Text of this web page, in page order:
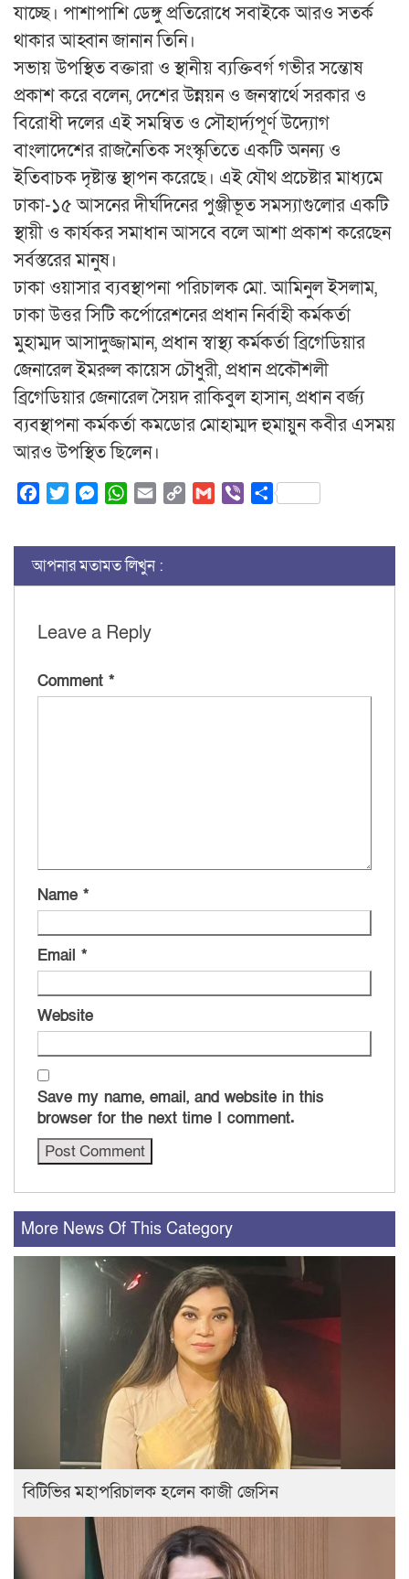
যাচ্ছে। পাশাপাশি ডেঙ্গু প্রতিরোধে সবাইকে আরও সতর্ক
থাকার আহ্বান জানান তিনি।
সভায় উপস্থিত বক্তারা ও স্থানীয় ব্যক্তিবর্গ গভীর সন্তোষ
প্রকাশ করে বলেন, দেশের উন্নয়ন ও জনস্বার্থে সরকার ও
বিরোধী দলের এই সমন্বিত ও সৌহার্দ্যপূর্ণ উদ্যোগ
বাংলাদেশের রাজনৈতিক সংস্কৃতিতে একটি অনন্য ও
ইতিবাচক দৃষ্টান্ত স্থাপন করেছে। এই যৌথ প্রচেষ্টার মাধ্যমে
ঢাকা-১৫ আসনের দীর্ঘদিনের পুঞ্জীভূত সমস্যাগুলোর একটি
স্থায়ী ও কার্যকর সমাধান আসবে বলে আশা প্রকাশ করেছেন
সর্বস্তরের মানুষ।
ঢাকা ওয়াসার ব্যবস্থাপনা পরিচালক মো. আমিনুল ইসলাম,
ঢাকা উত্তর সিটি কর্পোরেশনের প্রধান নির্বাহী কর্মকর্তা
মুহাম্মদ আসাদুজ্জামান, প্রধান স্বাস্থ্য কর্মকর্তা ব্রিগেডিয়ার
জেনারেল ইমরুল কায়েস চৌধুরী, প্রধান প্রকৌশলী
ব্রিগেডিয়ার জেনারেল সৈয়দ রাকিবুল হাসান, প্রধান বর্জ্য
ব্যবস্থাপনা কর্মকর্তা কমডোর মোহাম্মদ হুমায়ুন কবীর এসময়
আরও উপস্থিত ছিলেন।
FacebookTwitterMessenger
WhatsApp
Email Copy
Gmail ViberShare
আপনার মতামত লিখুন :
Leave a Reply
Comment *
Name *
Email *
Website
Save my name, email, and website in this
browser for the next time I comment.
More News Of This Category
বিটিভির মহাপরিচালক হলেন কাজী জেসিন